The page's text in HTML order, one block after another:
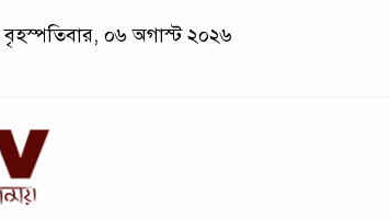
বৃহস্পতিবার, ০৬ অগাস্ট ২০২৬